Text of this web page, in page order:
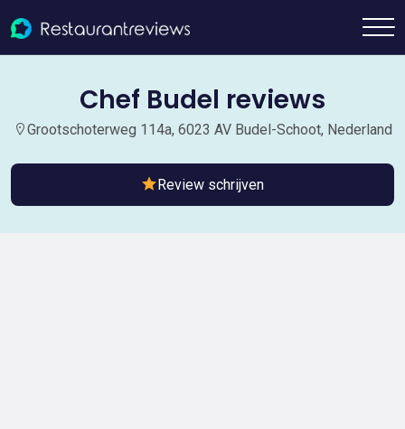
Chef Budel reviews
Grootschoterweg 114a, 6023 AV Budel-Schoot, Nederland
Review schrijven